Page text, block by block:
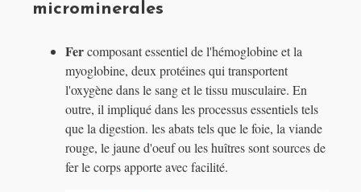
microminerales
Fercomposant essentiel de l'hémoglobine et la
myoglobine, deux protéines qui transportent
l'oxygène dans le sang et le tissu musculaire. En
outre, il impliqué dans les processus essentiels tels
que la digestion. les abats tels que le foie, la viande
rouge, le jaune d'oeuf ou les huîtres sont sources de
fer le corps apporte avec facilité.